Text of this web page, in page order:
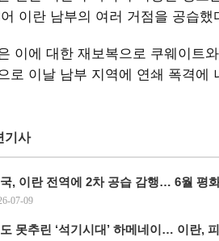
이란 남부의 여러 거점을 공습했
이에 대한 재보복으로 쿠웨이트
로 이날 남부 지역에 연쇄 폭격에
기사
, 이란 전역에 2차 공습 감행… 6월 평
07-09
못추린 ‘석기시대’ 하메네이… 이란,